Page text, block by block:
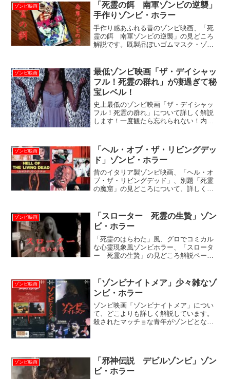
ゾンビ映画
「死霊の餌 南軍ゾンビの逆襲」
手作りゾンビ・ホラー
手作り感あふれる昔のゾンビ映画、「死
霊の餌 南軍ゾンビの逆襲」の見どころ
解説です。既製品ぽいゴムマスク・ゾン
炎上は必見です。
ゾンビ映画
最低ゾンビ映画「ザ・デイシャッ
フル！死霊の群れ」が凄過ぎて秘
宝レベル！
史上最低のゾンビ映画「ザ・デイシャッ
フル！死霊の群れ」について詳しく解説
します！一度観たら忘れられない！内
画マニア必見の本作の魅力を無理矢理探
り出し、熱く語ります！ざっ...
ゾンビ映画
「ヘル・オブ・ザ・リビングデッ
ド」ゾンビ・ホラー
昔のイタリア製ゾンビ映画、「ヘル・オ
ブ・ザ・リビングデッド」、別題「死霊
の魔窟」の見どころについて、詳しく解
ゾンビ映画
「スローター 死霊の生贄」ゾン
ビ・ホラー
「死霊のはらわた」風、グロでコミカル
な心霊現象風ゾンビホラー、「スロータ
ー 死霊の生贄」の見どころ解説ページ
ゾンビ映画
「ゾンビナイトメア」少々雑なゾ
ンビ・ホラー
ゾンビ映画「ゾンビナイトメア」につい
て、どこよりも詳しく解説しています。
殺されたマッチョな青年がゾンビとなっ
見どころを、私血みどろ監督深沢真一が
熱く語ります！
ゾンビ映画
「邪神伝説 デビルゾンビ」ゾン
ビ・ホラー